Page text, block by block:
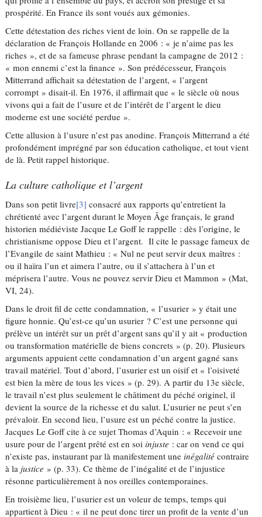
prospérité. En France ils sont voués aux gémonies.
Cette détestation des riches vient de loin. On se rappelle de la
déclaration de François Hollande en 2006 : « je n’aime pas les
riches », et de sa fameuse phrase pendant la campagne de 2012 :
« mon ennemi c’est la finance ». Son prédécesseur, François
Mitterrand affichait sa détestation de l’argent, « l’argent
corrompt » disait-il. En 1976, il affirmait que « le siècle où nous
vivons qui a fait de l’usure et de l’intérêt de l’argent le dieu
moderne est une société perdue ».
Cette allusion à l’usure n’est pas anodine. François Mitterrand a été
profondément imprégné par son éducation catholique, et tout vient
de là. Petit rappel historique.
La culture catholique et l’argent
Dans son petit livre[3] consacré aux rapports qu’entretient la
chrétienté avec l’argent durant le Moyen Âge français, le grand
historien médiéviste Jacque Le Goff le rappelle : dès l’origine, le
christianisme oppose Dieu et l’argent. Il cite le passage fameux de
l’Evangile de saint Mathieu : « Nul ne peut servir deux maîtres :
ou il haïra l’un et aimera l’autre, ou il s’attachera à l’un et
méprisera l’autre. Vous ne pouvez servir Dieu et Mammon » (Mat,
VI, 24).
Dans le droit fil de cette condamnation, « l’usurier » y était une
figure honnie. Qu’est-ce qu’un usurier ? C’est une personne qui
prélève un intérêt sur un prêt d’argent sans qu’il y ait « production
ou transformation matérielle de biens concrets » (p. 20). Plusieurs
arguments appuient cette condamnation d’un argent gagné sans
travail matériel. Tout d’abord, l’usurier est un oisif et « l’oisiveté
est bien la mère de tous les vices » (p. 29). A partir du 13e siècle,
le travail n’est plus seulement le châtiment du péché originel, il
devient la source de la richesse et du salut. L’usurier ne peut s’en
prévaloir. En second lieu, l’usure est un péché contre la justice.
Jacques Le Goff cite à ce sujet Thomas d’Aquin : « Recevoir une
usure pour de l’argent prêté est en soiinjuste : car on vend ce qui
n’existe pas, instaurant par là manifestement uneinégalité contraire
à la justice » (p. 33). Ce thème de l’inégalité et de l’injustice
résonne particulièrement à nos oreilles contemporaines.
En troisième lieu, l’usurier est un voleur de temps, temps qui
appartient à Dieu : « il ne peut donc tirer un profit de la vente d’un